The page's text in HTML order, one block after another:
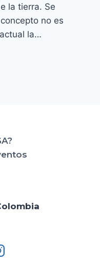
la tierra. Se
no es
la…